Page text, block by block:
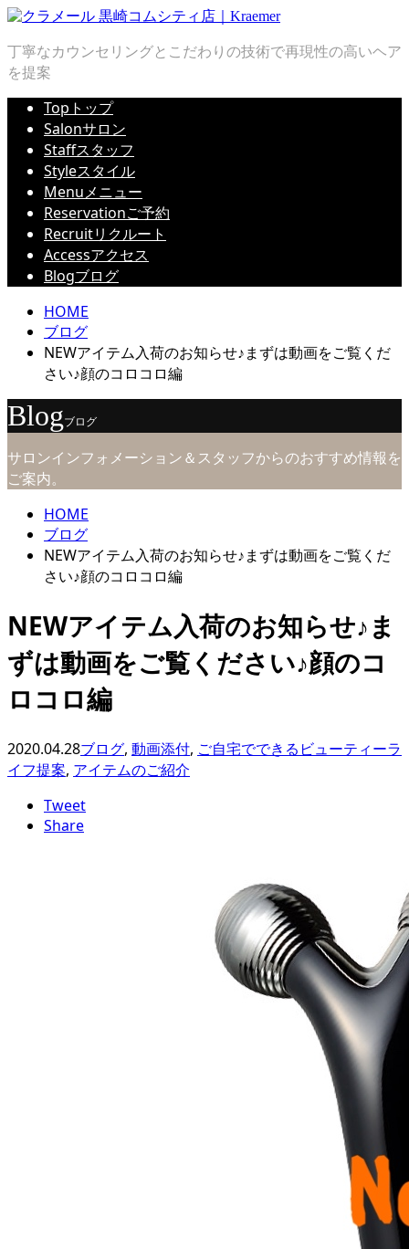
丁寧なカウンセリングとこだわりの技術で再現性の高いヘア
を提案
Top トップ
Salonサロン
Staffスタッフ
Styleスタイル
Menuメニュー
Reservationご予約
Recruitリクルート
Accessアクセス
Blogブログ
HOME
ブログ
NEWアイテム入荷のお知らせ♪まずは動画をご覧くだ
さい♪顔のコロコロ編
Blogブログ
サロンインフォメーション＆スタッフからのおすすめ情報を
ご案内。
HOME
ブログ
NEWアイテム入荷のお知らせ♪まずは動画をご覧くだ
さい♪顔のコロコロ編
NEWアイテム入荷のお知らせ♪ま
ずは動画をご覧ください♪顔のコ
ロコロ編
2020.04.28ブログ, 動画添付, ご自宅でできるビューティーラ
イフ提案, アイテムのご紹介
Tweet
Share